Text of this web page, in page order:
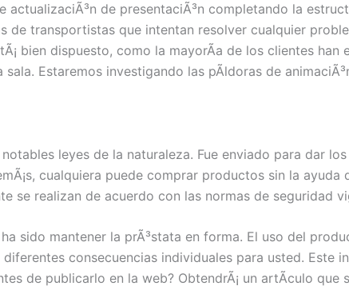
actualizaciÃ³n de presentaciÃ³n completando la
de transportistas que intentan resolver cualquier
bien dispuesto, como la mayorÃ­a de los clientes
Estaremos investigando las pÃ­ldoras de
leyes de la naturaleza. Fue enviado para dar
cualquiera puede comprar productos sin la
se realizan de acuerdo con las normas de seguridad
sido mantener la prÃ³stata en forma. El uso del
consecuencias individuales para usted. Este
de publicarlo en la web? ObtendrÃ¡ un artÃ­culo que